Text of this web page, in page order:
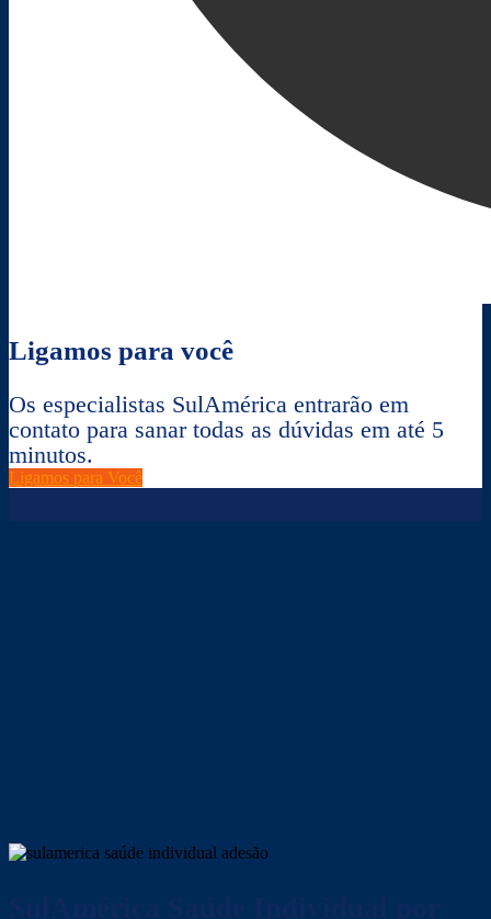
Ligamos para você
Os especialistas SulAmérica entrarão em
contato para sanar todas as dúvidas em até 5
minutos.
Ligamos para Você